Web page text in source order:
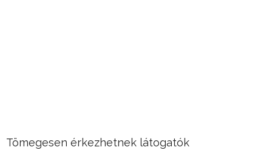
Tömegesen érkezhetnek látogatók